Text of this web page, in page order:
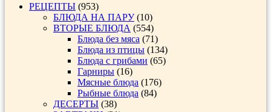
РЕЦЕПТЫ (953)
БЛЮДА НА ПАРУ(10)
ВТОРЫЕ БЛЮДА (554)
Блюда без мяса (71)
Блюда из птицы (134)
Блюда с грибами (65)
Гарниры (16)
Мясные блюда (176)
Рыбные блюда (84)
ДЕСЕРТЫ (38)